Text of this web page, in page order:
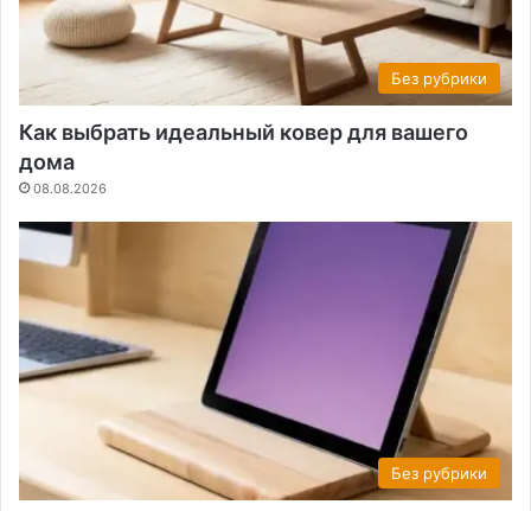
Без рубрики
Как выбрать идеальный ковер для вашего
дома
08.08.2026
Без рубрики